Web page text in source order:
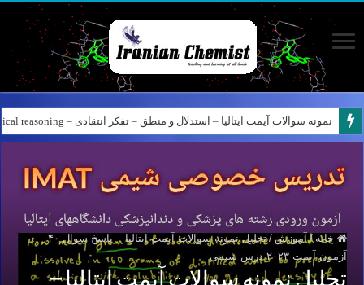
نمونه سوالات آیمت ایتالیا – استدلال و منطق – تفکر انتقادی – Logical reasoning – پارت ۸
کانال آیمت ایتالیا در نرم افزار بله – کانال شیمی آیمت استاد نباتی
خانه / آموزش /
تحلیل نمونه سوالات آیمت ایتالیا – پاسخ سوال ۴۰
آزمون آیمت ۲۰۲۳ درس شیمی